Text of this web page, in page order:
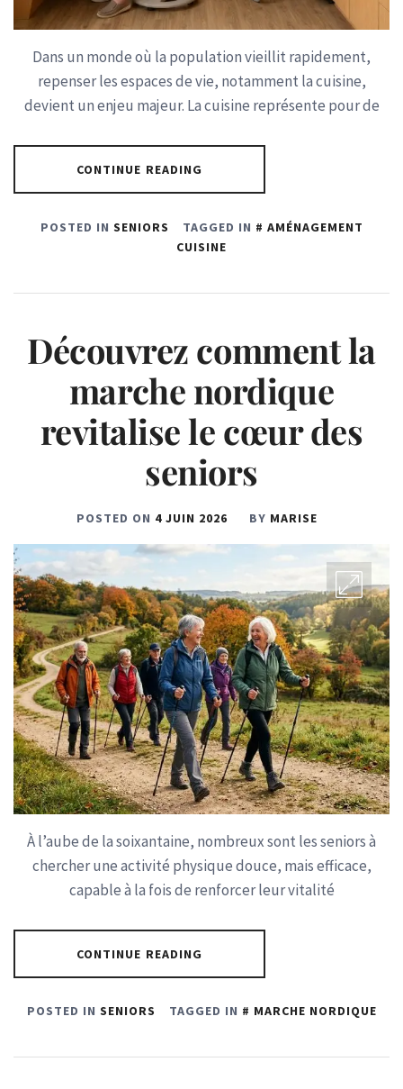
Dans un monde où la population vieillit rapidement,
repenser les espaces de vie, notamment la cuisine,
devient un enjeu majeur. La cuisine représente pour de
CONTINUE READING
POSTED IN SENIORS TAGGED IN
AMÉNAGEMENT
CUISINE
Découvrez comment la
marche nordique
revitalise le cœur des
seniors
POSTED ON 4 JUIN 2026 BY MARISE
À l’aube de la soixantaine, nombreux sont les seniors à
chercher une activité physique douce, mais efficace,
capable à la fois de renforcer leur vitalité
CONTINUE READING
POSTED IN SENIORS TAGGED IN MARCHE NORDIQUE